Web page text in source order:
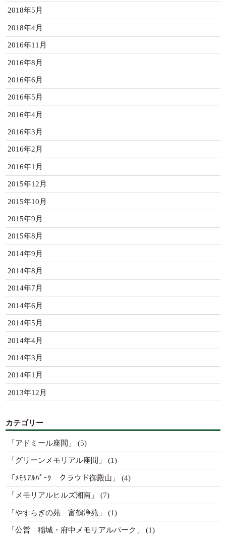
2018年5月
2018年4月
2016年11月
2016年8月
2016年6月
2016年5月
2016年4月
2016年3月
2016年2月
2016年1月
2015年12月
2015年10月
2015年9月
2015年8月
2014年9月
2014年8月
2014年7月
2014年6月
2014年5月
2014年4月
2014年3月
2014年1月
2013年12月
カテゴリー
「アドミール座間」 (5)
「グリーンメモリアル座間」 (1)
「ﾒﾓﾘｱﾙﾊﾟｰｸ クラウド御殿山」 (4)
「メモリアルヒルズ湘南」 (7)
「やすらぎの苑 富鶴浄苑」 (1)
「公営 稲城・府中メモリアルパーク」 (1)